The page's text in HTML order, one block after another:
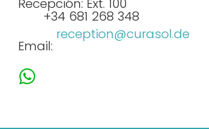
Recepción: Ext. 100
Email:
reception@curasol.de
+34 681 268 348